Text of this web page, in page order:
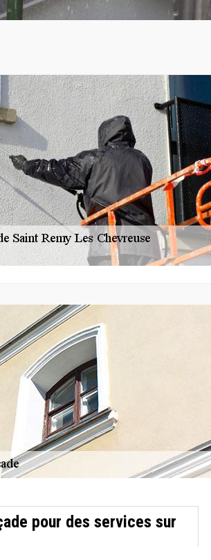
pour des services sur